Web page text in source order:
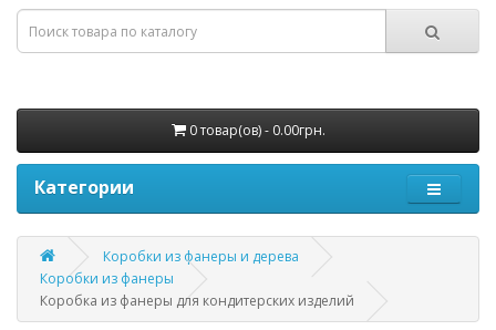
0 товар(ов) - 0.00грн.
Категории
Коробки из фанеры и дерева
Коробки из фанеры
Коробка из фанеры для кондитерских изделий